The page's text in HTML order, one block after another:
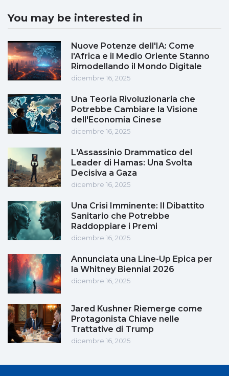
You may be interested in
Nuove Potenze dell'IA: Come
l'Africa e il Medio Oriente Stanno
Rimodellando il Mondo Digitale
dicembre 16, 2025
Una Teoria Rivoluzionaria che
Potrebbe Cambiare la Visione
dell'Economia Cinese
dicembre 16, 2025
L'Assassinio Drammatico del
Leader di Hamas: Una Svolta
Decisiva a Gaza
dicembre 16, 2025
Una Crisi Imminente: Il Dibattito
Sanitario che Potrebbe
Raddoppiare i Premi
dicembre 16, 2025
Annunciata una Line-Up Epica per
la Whitney Biennial 2026
dicembre 16, 2025
Jared Kushner Riemerge come
Protagonista Chiave nelle
Trattative di Trump
dicembre 16, 2025